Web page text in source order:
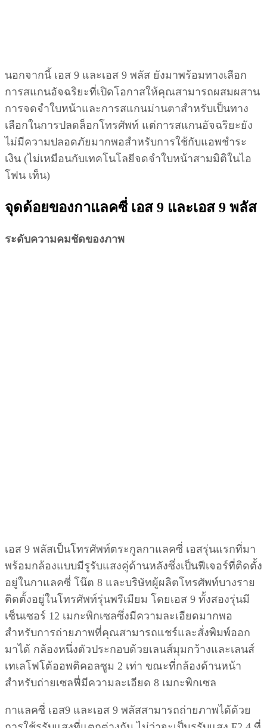
นอกจากนี้ เอส 9 และเอส 9 พลัส ยังมาพร้อมทางเลือก
การสแกนอัจฉริยะที่เปิดโอกาสให้คุณสามารถผสมผสาน
การจดจำใบหน้าและการสแกนม่านตาสำหรับเป็นทาง
เลือกในการปลดล็อกโทรศัพท์ แต่การสแกนอัจฉริยะยัง
ไม่มีความปลอดภัยมากพอสำหรับการใช้กับแอพชำระ
เงิน (ไม่เหมือนกับเทคโนโลยีจดจำใบหน้าสามมิติในไอ
โฟน เท็น)
จุดด้อยของกาแลคซี่ เอส 9 และเอส 9 พลัส
ระดับความคมชัดของภาพ
เอส 9 พลัสเป็นโทรศัพท์ตระกูลกาแลคซี่ เอสรุ่นแรกที่มา
พร้อมกล้องแบบมีรูรับแสงคู่ด้านหลังซึ่งเป็นฟีเจอร์ที่ติดตั้ง
อยู่ในกาแลคซี่ โน๊ต 8 และบริษัทผู้ผลิตโทรศัพท์บางราย
ติดตั้งอยู่ในโทรศัพท์รุ่นพรีเมียม โดยเอส 9 ทั้งสองรุ่นมี
เซ็นเซอร์ 12 เมกะพิกเซลซึ่งมีความละเอียดมากพอ
สำหรับการถ่ายภาพที่คุณสามารถแชร์และสั่งพิมพ์ออก
มาได้ กล้องหนึ่งตัวประกอบด้วยเลนส์มุมกว้างและเลนส์
เทเลโฟโต้ออพติคอลซูม 2 เท่า ขณะที่กล้องด้านหน้า
สำหรับถ่ายเซลฟี่มีความละเอียด 8 เมกะพิกเซล
กาแลคซี่ เอส9 และเอส 9 พลัสสามารถถ่ายภาพได้ด้วย